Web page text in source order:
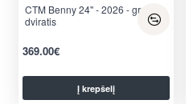
CTM Benny 24" - 2026 - gray
dviratis
369.00€
Į krepšelį